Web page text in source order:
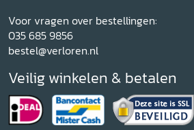
Voor vragen over bestellingen:
035 685 9856
bestel@verloren.nl
Veilig winkelen & betalen